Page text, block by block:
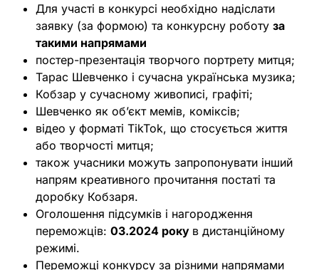
Для участі в конкурсі необхідно надіслати
заявку (за формою) та конкурсну роботу за
такими напрямами
постер-презентація творчого портрету митця;
Тарас Шевченко і сучасна українська музика;
Кобзар у сучасному живописі, графіті;
Шевченко як об’єкт мемів, коміксів;
відео у форматі TikTok, що стосується життя
або творчості митця;
також учасники можуть запропонувати інший
напрям креативного прочитання постаті та
доробку Кобзаря.
Оголошення підсумків і нагородження
переможців: 03.2024 року в дистанційному
режимі.
Переможці конкурсу за різними напрямами